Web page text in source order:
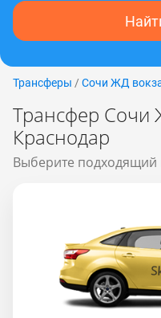
Трансферы / Сочи ЖД
Трансфер Сочи
Краснодар
Выберите подходящий